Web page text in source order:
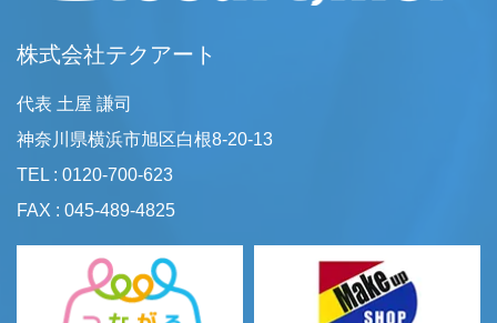
株式会社テクアート
代表 土屋 謙司
神奈川県横浜市旭区白根8-20-13
TEL : 0120-700-623
FAX : 045-489-4825